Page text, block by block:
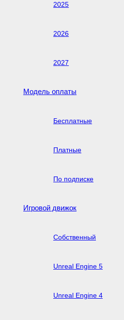
2025
2026
2027
Модель оплаты
Бесплатные
Платные
По подписке
Игровой движок
Собственный
Unreal Engine 5
Unreal Engine 4